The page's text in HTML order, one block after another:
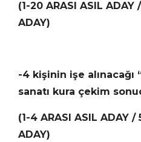
(1-20 ARASI ASIL ADAY
ADAY)
-4 kişinin işe alınacağı
sanatı kura çekim
(1-4 ARASI ASIL ADAY /
ADAY)